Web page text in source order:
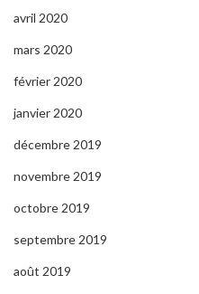
avril 2020
mars 2020
février 2020
janvier 2020
décembre 2019
novembre 2019
octobre 2019
septembre 2019
août 2019